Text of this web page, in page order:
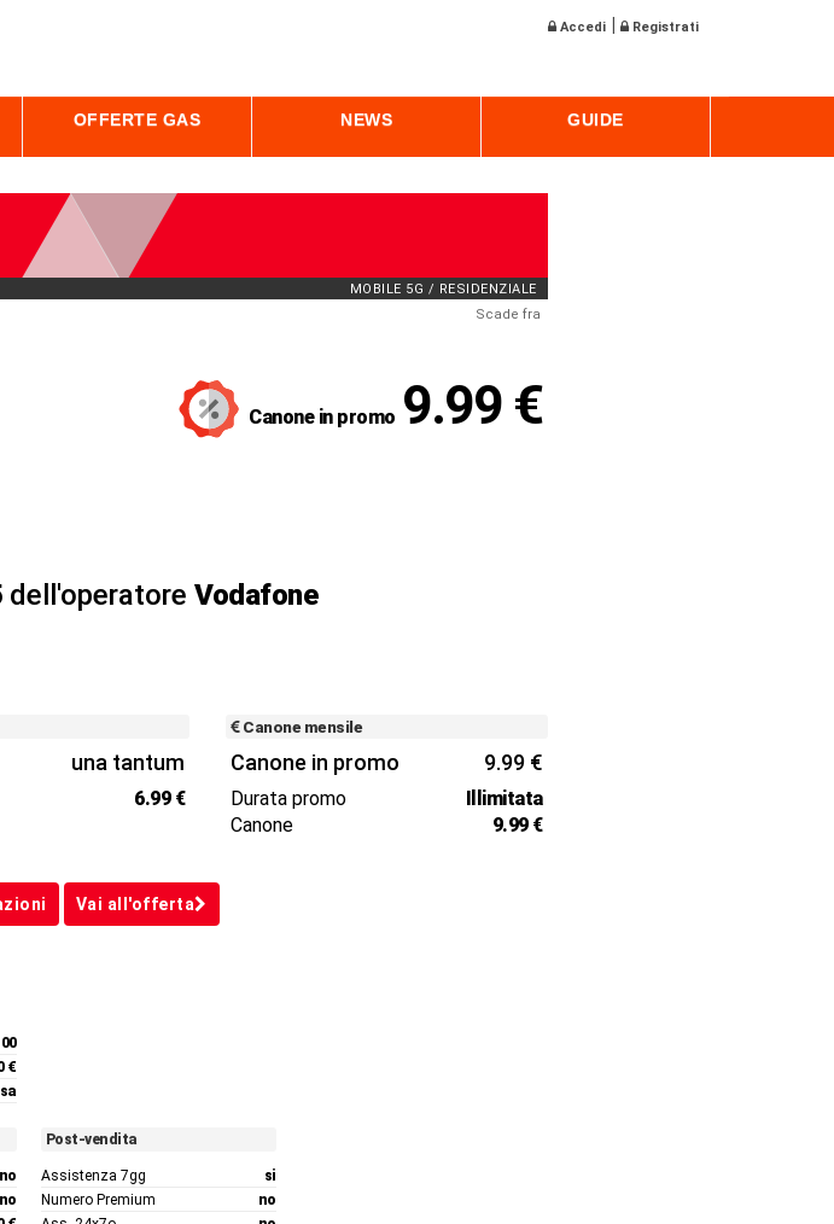
Accedi | Registrati
OFFERTE GAS NEWS GUIDE
MOBILE 5G / RESIDENZIALE
Scade fra
Canone in promo 9.99 €
dell'operatoreVodafone
una tantum
6.99 €
Canone mensile
Canone in promo 9.99 €
Durata promo
Illimitata
Canone
9.99 €
Vai all'offerta
€
no
no
Post-vendita
Assistenza 7gg
si
Numero Premium
no